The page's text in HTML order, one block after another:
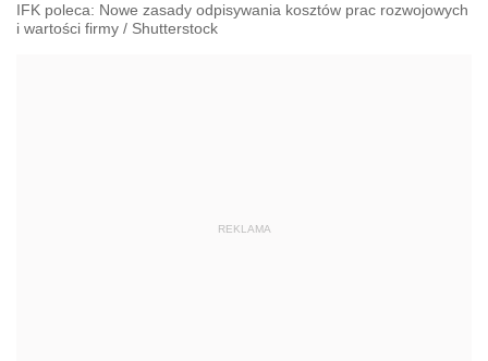
IFK poleca: Nowe zasady odpisywania kosztów prac rozwojowych
i wartości firmy / Shutterstock